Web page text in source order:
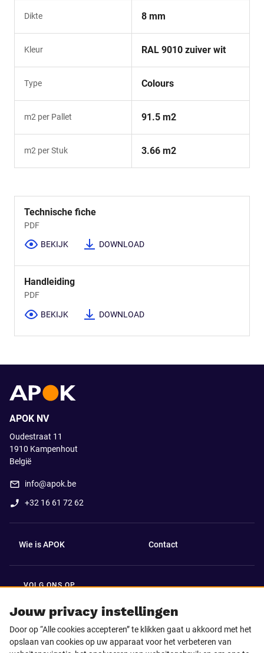
Dikte 8 mm
Kleur RAL 9010 zuiver wit
Type Colours
m2 per Pallet 91.5 m2
m2 per Stuk 3.66 m2
Technische fiche
PDF
BEKIJK DOWNLOAD
Handleiding
PDF
BEKIJK DOWNLOAD
Jouw privacy instellingen
Door op “Alle cookies accepteren” te klikken gaat u akkoord met het
opslaan van cookies op uw apparaat voor het verbeteren van
APOK NV
Oudestraat 11
1910 Kampenhout
België
info@apok.be
+32 16 61 72 62
Wie is APOK Contact
VOLG ONS OP
Facebook
Instagram TikTok